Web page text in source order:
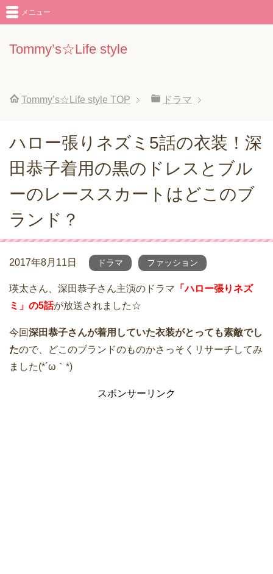
Tommy’s☆Life style
メニュー
Tommy’s☆Life style TOP ドラマ
ハロー張りネズミ5話の衣装！深
田恭子着用の黒のドレスとブル
ーのレーススカートはどこのブ
ランド？
2017年8月11日 ドラマ ファッション
瑛太さん、深田恭子さん主演のドラマ 「ハロー張りネズ
ミ」の5話が放送されました☆
今回深田恭子さんが着用していた衣装がとっても素敵でし
たので、どこのブランドのものかさっそくリサーチしてみ
ました(*´ω｀*)
スポンサーリンク